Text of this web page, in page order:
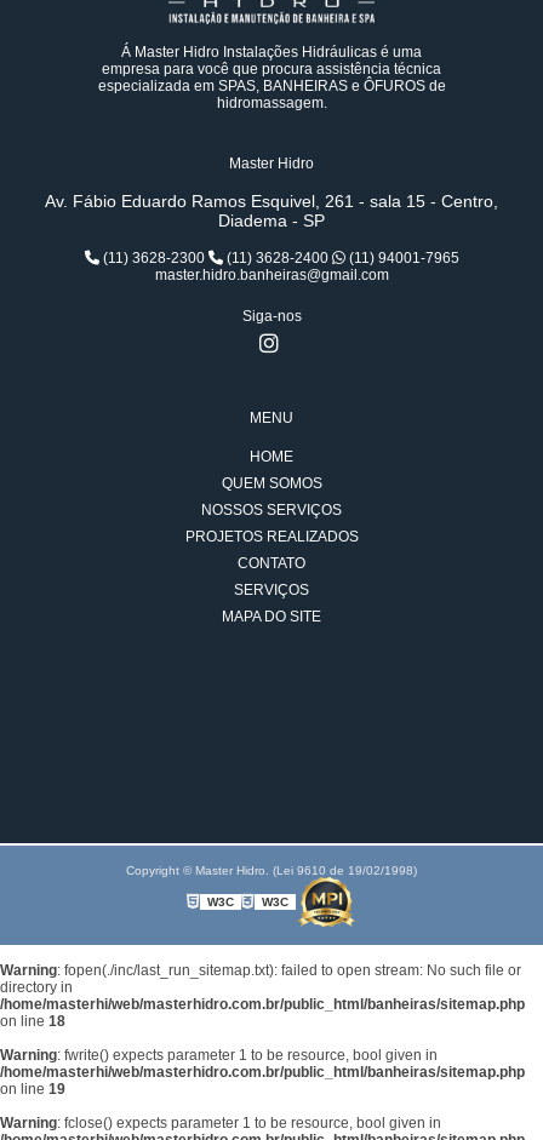
Á Master Hidro Instalações Hidráulicas é uma
empresa para você que procura assistência técnica
especializada em SPAS, BANHEIRAS e ÔFUROS de
hidromassagem.
Master Hidro
Av. Fábio Eduardo Ramos Esquivel, 261 - sala 15 - Centro,
Diadema - SP
(11) 3628-2300 (11) 3628-2400
(11) 94001-7965
master.hidro.banheiras@gmail.com
Siga-nos
MENU
HOME
QUEM SOMOS
NOSSOS SERVIÇOS
PROJETOS REALIZADOS
CONTATO
SERVIÇOS
MAPA DO SITE
Copyright © Master Hidro. (Lei 9610 de 19/02/1998)
W3C W3C
Warning: fopen(./inc/last_run_sitemap.txt): failed to open stream: No such file or
directory in
/home/masterhi/web/masterhidro.com.br/public_html/banheiras/sitemap.php
on line 18
Warning: fwrite() expects parameter 1 to be resource, bool given in
/home/masterhi/web/masterhidro.com.br/public_html/banheiras/sitemap.php
on line 19
Warning: fclose() expects parameter 1 to be resource, bool given in